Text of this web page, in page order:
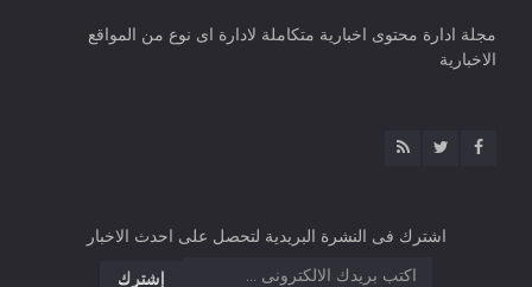
مجلة ادارة محتوى اخبارية متكاملة لادارة اى نوع من المواقع
الاخبارية
اشترك فى النشرة البريدية لتحصل على احدث الاخبار